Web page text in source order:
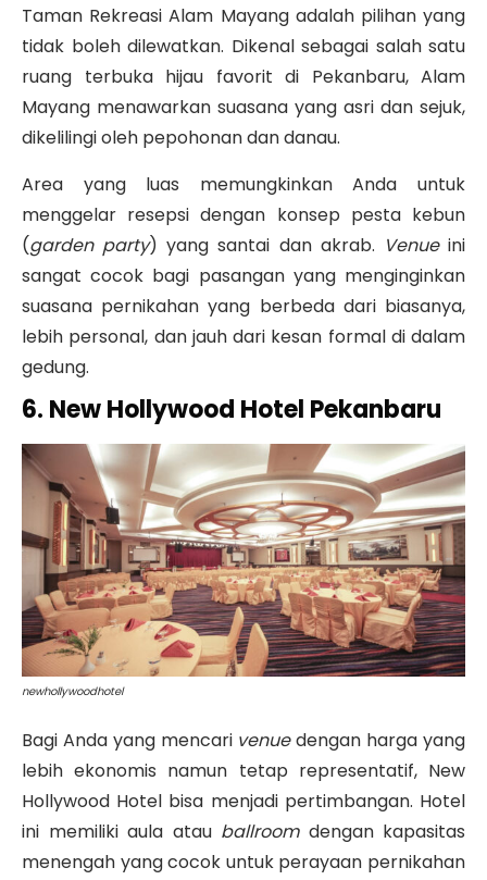
Taman Rekreasi Alam Mayang adalah pilihan yang
tidak boleh dilewatkan. Dikenal sebagai salah satu
ruang terbuka hijau favorit di Pekanbaru, Alam
Mayang menawarkan suasana yang asri dan sejuk,
dikelilingi oleh pepohonan dan danau.
Area yang luas memungkinkan Anda untuk
menggelar resepsi dengan konsep pesta kebun
(garden party) yang santai dan akrab. Venueini
sangat cocok bagi pasangan yang menginginkan
suasana pernikahan yang berbeda dari biasanya,
lebih personal, dan jauh dari kesan formal di dalam
gedung.
6. New Hollywood Hotel Pekanbaru
newhollywoodhotel
Bagi Anda yang mencari venuedengan harga yang
lebih ekonomis namun tetap representatif, New
Hollywood Hotel bisa menjadi pertimbangan. Hotel
ini memiliki aula atau ballroomdengan kapasitas
menengah yang cocok untuk perayaan pernikahan